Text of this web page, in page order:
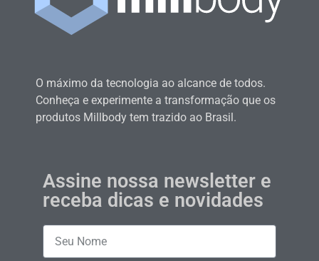
O máximo da tecnologia ao alcance de todos.
Conheça e experimente a transformação que os
produtos Millbody tem trazido ao Brasil.
Assine nossa newsletter e
receba dicas e novidades